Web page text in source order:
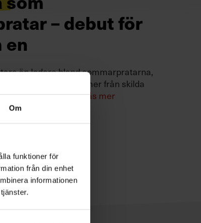
Om
funktioner för
från din enhet
informationen
– debut för
en
än ledare bland sommarpratarna,
fått ett program kommer från skilda
en är debutanter.Läs mer